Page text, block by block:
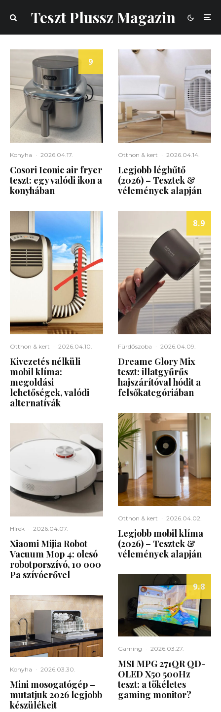
Teszt Plussz Magazin
9
Konyha · 2026.04.17.
Cosori Iconic air fryer
teszt: egy valódi ikon a
konyhában
Otthon & kert · 2026.04.10.
Kivezetés nélküli
mobil klíma:
megoldási
lehetőségek, valódi
alternatívák
Hírek · 2026.04.07.
Xiaomi Mijia Robot
Vacuum Mop 4: olcsó
robotporszívó, 10 000
Pa szívóerővel
Konyha · 2026.03.30.
Mini mosogatógép –
mutatjuk 2026 legjobb
készülékeit
Otthon & kert · 2026.04.14.
Legjobb léghűtő
(2026) – Tesztek &
vélemények alapján
8.9
Fürdőszoba · 2026.04.09.
Dreame Glory Mix
teszt: illatgyűrűs
hajszárítóval hódit a
felsőkategóriában
Otthon & kert · 2026.04.02.
Legjobb mobil klíma
(2026) – Tesztek &
vélemények alapján
9.8
Gaming · 2026.03.27.
MSI MPG 271QR QD-
OLED X50 500Hz
teszt: a tökéletes
gaming monitor?